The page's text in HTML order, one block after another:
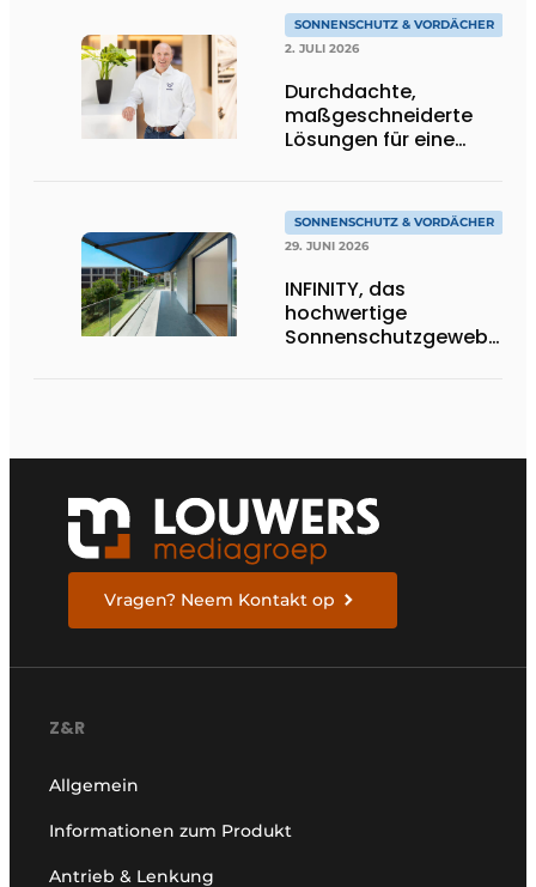
SONNENSCHUTZ & VORDÄCHER
2. JULI 2026
Durchdachte,
maßgeschneiderte
Lösungen für eine
SONNENSCHUTZ & VORDÄCHER
29. JUNI 2026
INFINITY, das
hochwertige
Sonnenschutzgewebe,
Vragen? Neem Kontakt op
Z&R
Allgemein
Informationen zum Produkt
Antrieb & Lenkung